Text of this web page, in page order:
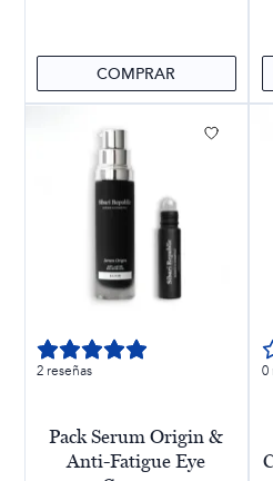
COMPRAR
2 reseñas
Pack Serum Origin &
Anti-Fatigue Eye
0